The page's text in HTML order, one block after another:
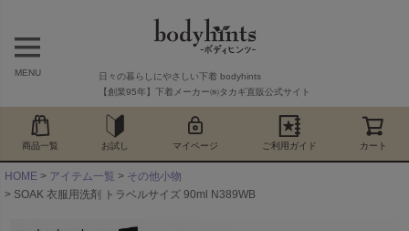
MENU
日々の暮らしにやさしい下着 bodyhints
【創業95年】下着メーカー㈱タカギ直販公式サイト
商品一覧 お試し マイページ ご利用ガイド カート
HOME アイテム一覧
その他小物
SOAK 衣服用洗剤 トラベルサイズ 90ml N389WB